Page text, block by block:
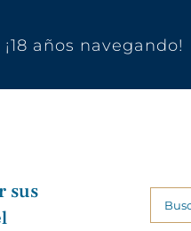
¡18 años navegando!
sus